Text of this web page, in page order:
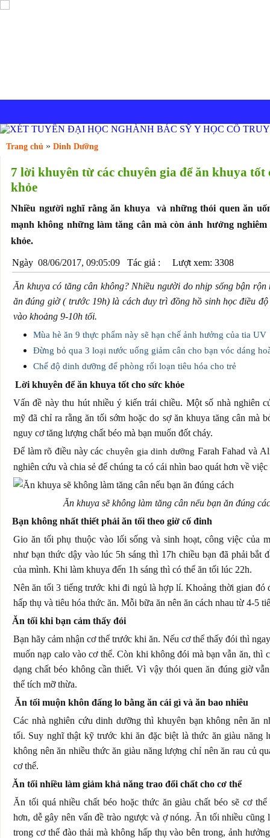
Trang chủ » Dinh Dưỡng
7 lời khuyên từ các chuyên gia để ăn khuya tốt
khỏe
Nhiều người nghĩ rằng ăn khuya và những thói quen ăn
mạnh không những làm tăng cân mà còn ảnh hưởng nghiêm
khỏe.
Ngày 08/06/2017, 09:05:09 Tác giả : Lượt xem: 3308
Ăn khuya có tăng cân không? Nhiều người do nhịp sống bận rộn
ăn đúng giờ ( trước 19h) là cách duy trì đồng hồ sinh học điều
vào khoảng 9-10h tối.
Mùa hè ăn 9 thực phẩm này sẽ hạn chế ảnh hưởng của tia UV
Đừng bỏ qua 3 loại nước uống giảm cân cho bạn vóc dáng
Chế độ dinh dưỡng để phòng rối loạn tiêu hóa cho trẻ
Lời khuyên để ăn khuya tốt cho sức khỏe
Vấn đề này thu hút nhiều ý kiến trái chiều. Một số nhà nghiên
mỹ đã chỉ ra rằng ăn tối sớm hoặc do sợ ăn khuya tăng cân mà
nguy cơ tăng lượng chất béo mà bạn muốn đốt cháy.
Để làm rõ điều này các chuyên gia dinh dưỡng Farah Fahad và
nghiên cứu và chia sẻ để chúng ta có cái nhìn bao quát hơn về việc
Ăn khuya sẽ không làm tăng cân nếu bạn ăn đúng
Bạn không nhất thiết phải ăn tối theo giờ cố đinh
Gio ăn tối phụ thuộc vào lối sống và sinh hoạt, công việc của
như bạn thức dậy vào lúc 5h sáng thì 17h chiều bạn đã phải bắt
của mình. Khi làm khuya đến 1h sáng thì có thể ăn tối lúc 22h.
Nên ăn tối 3 tiếng trước khi đi ngủ là hợp lí. Khoảng thời gian đó
hấp thụ và tiêu hóa thức ăn. Mỗi bữa ăn nên ăn cách nhau từ 4-5
Ăn tối khi bạn cảm thấy đói
Bạn hãy cảm nhận cơ thể trước khi ăn. Nếu cơ thể thấy đói thì
muốn nạp calo vào cơ thể. Còn khi không đói mà bạn vẫn ăn, thì
dạng chất béo không cần thiết. Vì vậy thói quen ăn đúng giờ
thể tích mỡ thừa.
Ăn tối muộn khôn đấng lo bằng ăn cái gì và ăn bao nhiêu
Các nhà nghiên cứu dinh dưỡng thì khuyên bạn không nên ăn
tối. Suy nghĩ thật kỹ trước khi ăn đặc biệt là thức ăn giàu năng
không nên ăn nhiều thức ăn giàu năng lượng chỉ nên ăn rau củ
cơ thể.
Ăn tối nhiều làm giảm khả năng trao đổi chất cho cơ thể
Ăn tối quá nhiều chất béo hoặc thức ăn giàu chất béo sẽ cơ thể
hơn, dễ gây nên vấn đề trào ngược và ợ nóng. Ăn tối nhiều cũng
trong cơ thể đào thải mà không hấp thụ vào bên trong, ảnh